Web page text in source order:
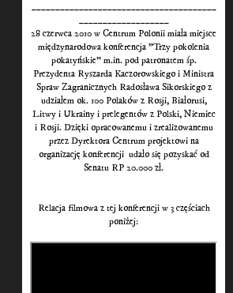
_______________________________________
___________________
28 czerwca 2010 w Centrum Polonii miała miejsce
międzynarodowa konferencja "Trzy pokolenia
pokatyńskie" m.in. pod patronatem śp.
Prezydenta Ryszarda Kaczorowskiego i Ministra
Spraw Zagranicznych Radosława Sikorskiego z
udziałem ok. 100 Polaków z Rosji, Białorusi,
Litwy i Ukrainy i prelegentów z Polski, Niemiec
i Rosji. Dzięki opracowanemu i zrealizowanemu
przez Dyrektora Centrum projektowi na
organizację konferencji udało się pozyskać od
Senatu RP 20.000 zł.
Relacja filmowa z tej konferencji w 3 częściach
poniżej: